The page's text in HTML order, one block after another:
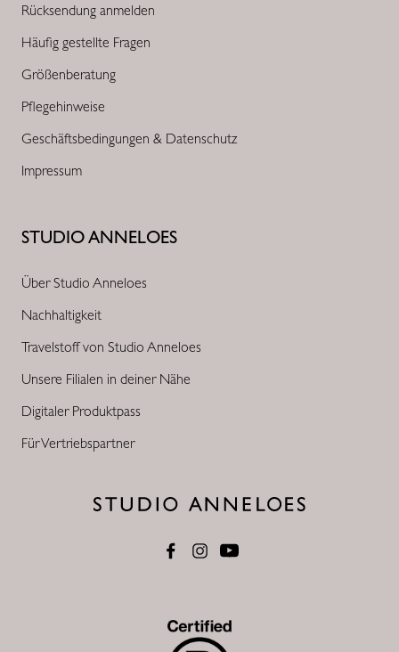
STUDIO ANNELOES
Über Studio Anneloes
Nachhaltigkeit
Travelstoff von Studio Anneloes
Unsere Filialen in deiner Nähe
Digitaler Produktpass
Für Vertriebspartner
Rücksendung anmelden
Häufig gestellte Fragen
Größenberatung
Pflegehinweise
Geschäftsbedingungen & Datenschutz
Impressum